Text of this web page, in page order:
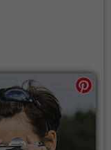
Wanderungen
warmen und